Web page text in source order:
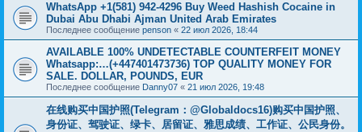
WhatsApp +1(581) 942-4296 Buy Weed Hashish Cocaine in
Dubai Abu Dhabi Ajman United Arab Emirates
Последнее сообщение penson « 22 июл 2026, 18:44
AVAILABLE 100% UNDETECTABLE COUNTERFEIT MONEY
Whatsapp:…(+447401473736) TOP QUALITY MONEY FOR
SALE. DOLLAR, POUNDS, EUR
Последнее сообщение Danny07 « 21 июл 2026, 19:48
在线购买中国护照(Telegram：@Globaldocs16)购买中国护照、
身份证、驾驶证、绿卡、居留证、雅思成绩、工作证、公民身份。